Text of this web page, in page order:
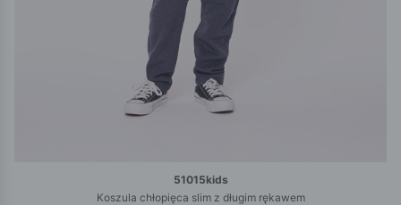
51015kids
Koszula chłopięca slim z długim rękawem